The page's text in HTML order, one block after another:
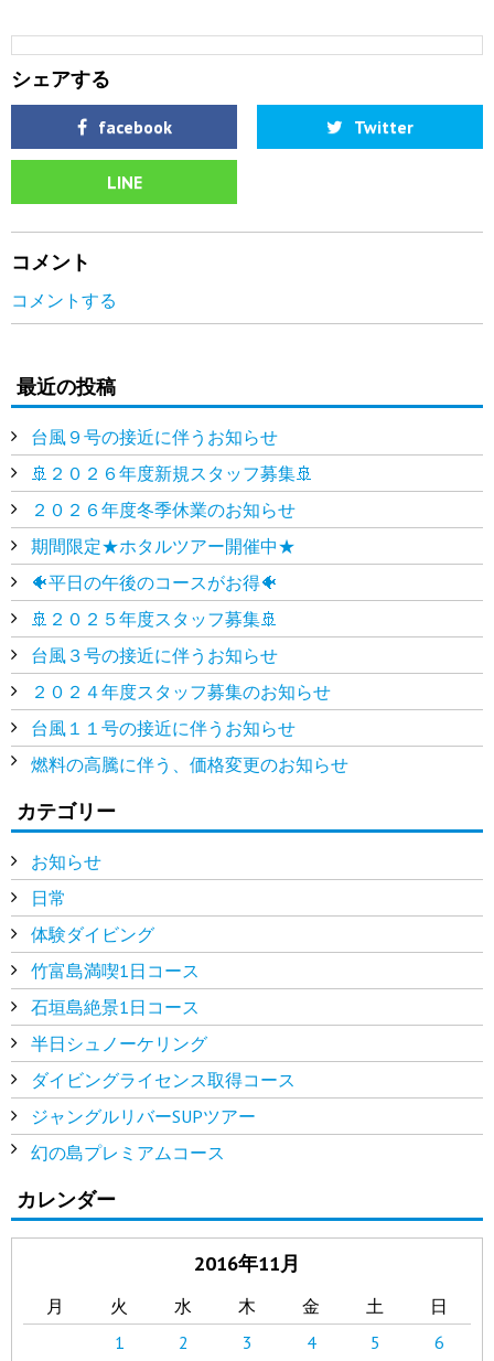
シェアする
facebook Twitter
LINE
コメント
コメントする
最近の投稿
台風９号の接近に伴うお知らせ
🚢２０２６年度新規スタッフ募集🚢
２０２６年度冬季休業のお知らせ
期間限定★ホタルツアー開催中★
🐠平日の午後のコースがお得🐠
🚢２０２５年度スタッフ募集🚢
台風３号の接近に伴うお知らせ
２０２４年度スタッフ募集のお知らせ
台風１１号の接近に伴うお知らせ
燃料の高騰に伴う、価格変更のお知らせ
カテゴリー
お知らせ
日常
体験ダイビング
竹富島満喫1日コース
石垣島絶景1日コース
半日シュノーケリング
ダイビングライセンス取得コース
ジャングルリバーSUPツアー
幻の島プレミアムコース
カレンダー
2016年11月
月 火 水 木 金 土
日
1
2 3 4 5
6